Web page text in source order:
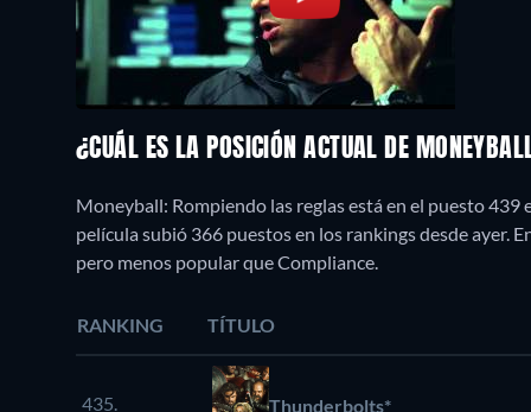
¿CUÁL ES LA POSICIÓN ACTUAL DE
Moneyball: Rompiendo las reglas está en el puesto 439
película subió 366 puestos en los rankings desde ayer.
pero menos popular que Compliance.
RANKING TÍTULO
435. Thunderbolts*